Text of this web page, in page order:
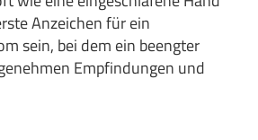
Anzeichen für ein
sein, bei dem ein beengter
Empfindungen und